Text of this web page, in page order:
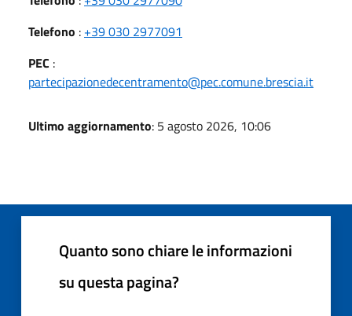
Telefono : +39 030 2977091
PEC :
partecipazionedecentramento@pec.comune.brescia.it
Ultimo aggiornamento: 5 agosto 2026, 10:06
Quanto sono chiare le informazioni
su questa pagina?